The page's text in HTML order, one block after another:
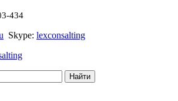
434
Skype: lexconsalting